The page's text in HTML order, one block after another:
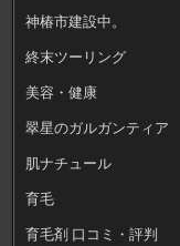
神椿市建設中。
終末ツーリング
美容・健康
翠星のガルガンティア
肌ナチュール
育毛
育毛剤 口コミ・評判